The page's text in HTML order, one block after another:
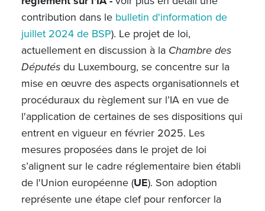
contribution dans le bulletin d'information de
juillet 2024 de BSP). Le projet de loi,
actuellement en discussion à la Chambre des
Députésdu Luxembourg, se concentre sur la
mise en œuvre des aspects organisationnels et
procéduraux du règlement sur l’IA en vue de
l'application de certaines de ses dispositions qui
entrent en vigueur en février 2025. Les
mesures proposées dans le projet de loi
s’alignent sur le cadre réglementaire bien établi
de l'Union européenne (UE). Son adoption
représente une étape clef pour renforcer la